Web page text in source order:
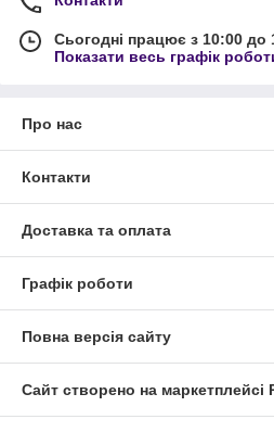
Сьогодні працює з 10:00 до
Показати весь графік
Про нас
Контакти
Доставка та оплата
Графік роботи
Повна версія сайту
Сайт створено на маркетплейсі